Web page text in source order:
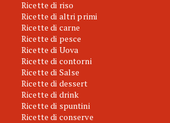
Ricette di riso
Ricette di altri primi
Ricette di carne
Ricette di pesce
Ricette di Uova
Ricette di contorni
Ricette di Salse
Ricette di dessert
Ricette di drink
Ricette di spuntini
Ricette di conserve